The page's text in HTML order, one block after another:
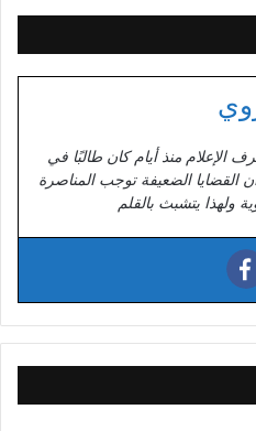
الإعلام منذ أيام كان طالبًا في
القضايا الضعيفة توجب المناصرة
ولهذا يتشبث بالقلم